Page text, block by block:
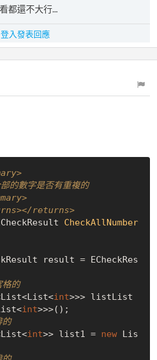
都還不大行...
登入發表回應
數字是否有重複的
returns>
CheckAllNumber
的
List<List<List<
int>>> listList
int>>>();
List<List<
int>> list1 = new Lis